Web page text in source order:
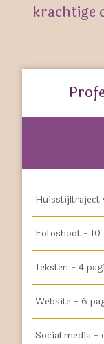
krachtige
Huisstijltraject
Fotoshoot -
Teksten - 4
Website - 6
Social media -